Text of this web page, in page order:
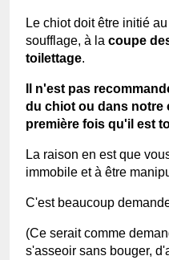
Le chiot doit être initié au
soufflage, à la coupe
toilettage.
Il n'est pas
du chiot ou dans notre
première fois qu'il est
La raison en est que
immobile et à être
C'est beaucoup
(Ce serait comme
s'asseoir sans bouger,